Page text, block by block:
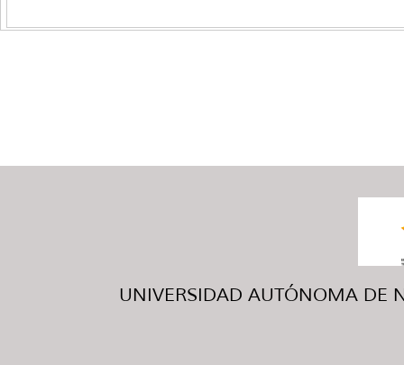
UNIVERSIDAD AUTÓNOMA DE